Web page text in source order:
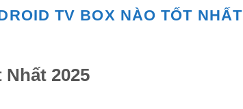
TV BOX NÀO TỐT NHẤT
2025